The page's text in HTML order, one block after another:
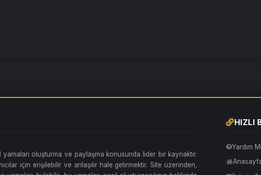
oluşturma ve paylaşma konusunda lider bir kaynaktır.
için erişilebilir ve anlaşılır hale getirmektir. Site üzerinden,
HIZLI
Yardım